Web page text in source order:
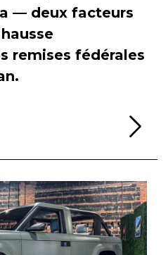
— deux facteurs
remises fédérales